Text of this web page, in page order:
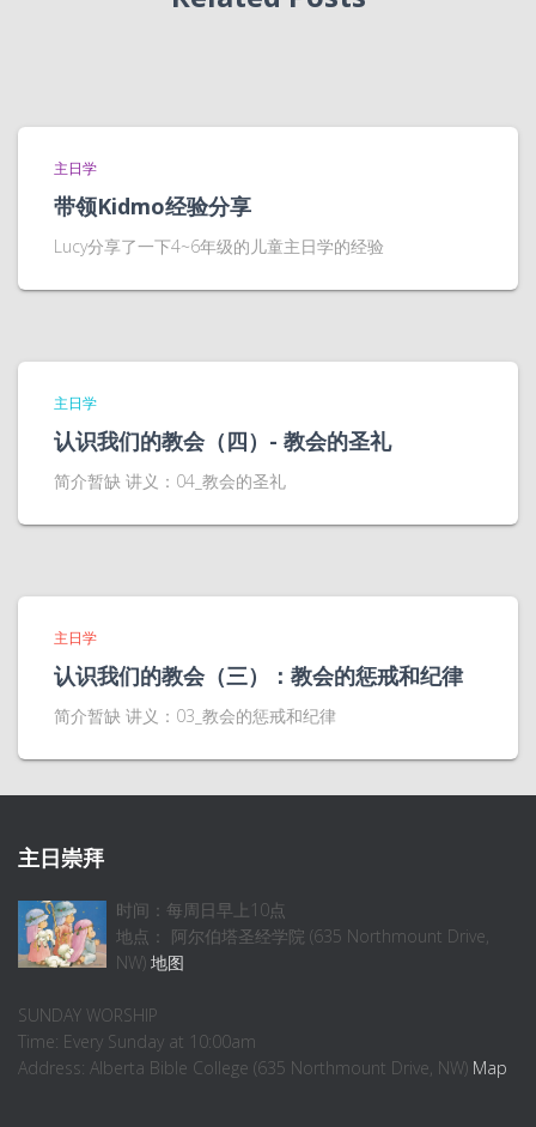
主日学
带领Kidmo经验分享
Lucy分享了一下4~6年级的儿童主日学的经验
主日学
认识我们的教会（四）- 教会的圣礼
简介暂缺 讲义：04_教会的圣礼
主日学
认识我们的教会（三）：教会的惩戒和纪律
简介暂缺 讲义：03_教会的惩戒和纪律
主日崇拜
时间：每周日早上10点
地点： 阿尔伯塔圣经学院 (635 Northmount Drive,
NW) 地图
SUNDAY WORSHIP
Time: Every Sunday at 10:00am
Address: Alberta Bible College (635 Northmount Drive, NW) Map